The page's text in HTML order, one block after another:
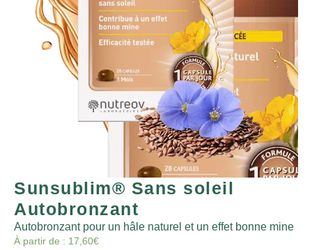
Sunsublim® Sans soleil
Autobronzant
Autobronzant pour un hâle naturel et un effet bonne mine
À partir de : 17,60€